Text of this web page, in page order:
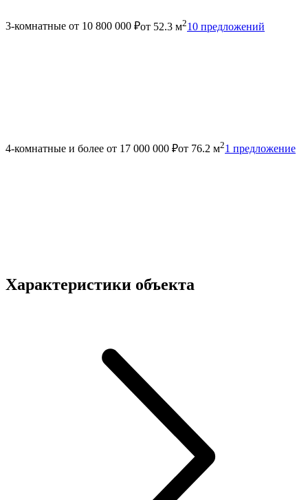
3-комнатные от 10 800 000 ₽от 52.3 м210 предложений
4-комнатные и более от 17 000 000 ₽от 76.2 м21 предложение
Характеристики объекта